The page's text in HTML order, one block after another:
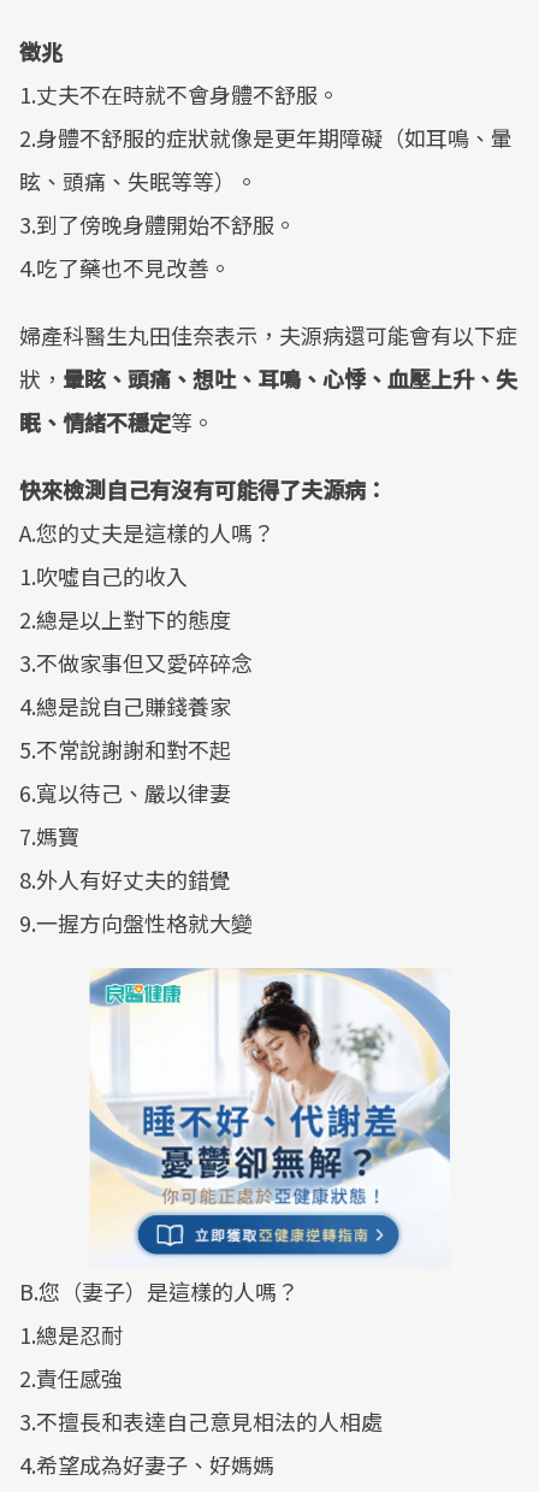
徵兆
1.丈夫不在時就不會身體不舒服。
2.身體不舒服的症狀就像是更年期障礙（如耳鳴、暈
眩、頭痛、失眠等等）。
3.到了傍晚身體開始不舒服。
4.吃了藥也不見改善。
婦產科醫生丸田佳奈表示，夫源病還可能會有以下症
狀， 暈眩、頭痛、想吐、耳鳴、心悸、血壓上升、失
眠、情緒不穩定等。
快來檢測自己有沒有可能得了夫源病：
A.您的丈夫是這樣的人嗎？
1.吹噓自己的收入
2.總是以上對下的態度
3.不做家事但又愛碎碎念
4.總是說自己賺錢養家
5.不常說謝謝和對不起
6.寬以待己、嚴以律妻
7.媽寶
8.外人有好丈夫的錯覺
9.一握方向盤性格就大變
B.您（妻子）是這樣的人嗎？
1.總是忍耐
2.責任感強
3.不擅長和表達自己意見相法的人相處
4.希望成為好妻子、好媽媽